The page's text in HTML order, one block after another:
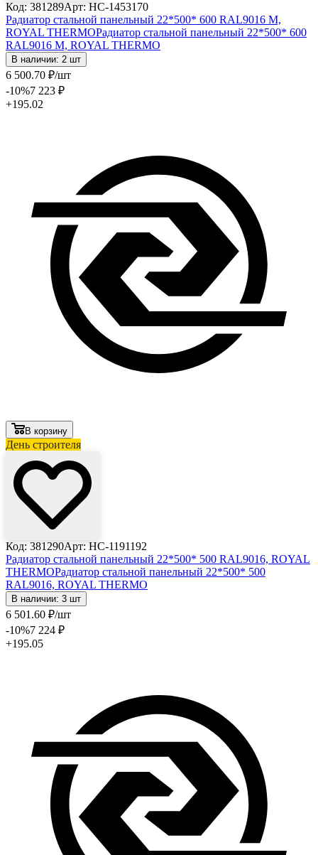
Код: 381289Арт: НС-1453170
Радиатор стальной панельный 22*500* 600 RAL9016 M,
ROYAL THERMOРадиатор стальной панельный 22*500* 600
RAL9016 M, ROYAL THERMO
В наличии: 2 шт
6 500.70 ₽/шт
-10%7 223 ₽
+195.02
В корзину
День строителя
Код: 381290Арт: НС-1191192
Радиатор стальной панельный 22*500* 500 RAL9016, ROYAL
THERMOРадиатор стальной панельный 22*500* 500
RAL9016, ROYAL THERMO
В наличии: 3 шт
6 501 .60 ₽/шт
-10%7 224 ₽
+195.05